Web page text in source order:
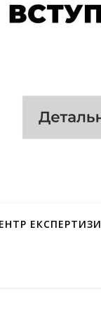
ЕКСПЕРТИЗИ